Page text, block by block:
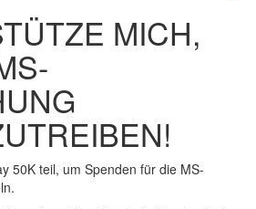
MICH,
50K teil, um Spenden für die MS-